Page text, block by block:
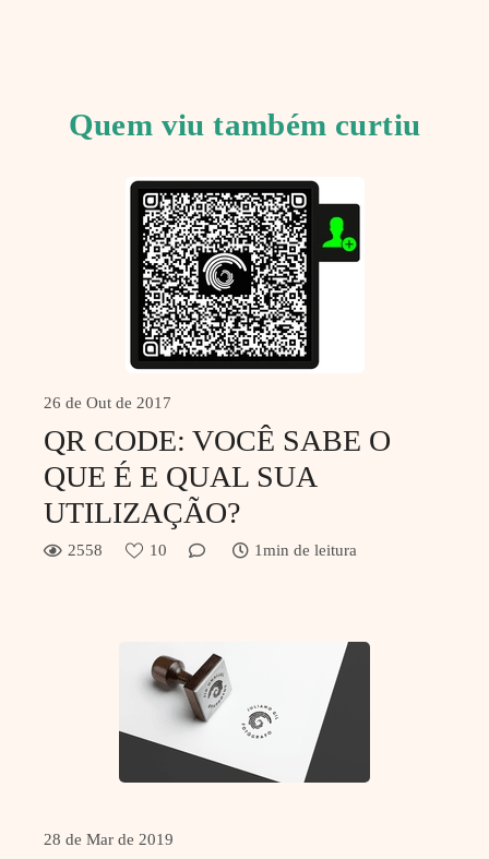
Quem viu também curtiu
26 de Out de 2017
QR CODE: VOCÊ SABE O
QUE É E QUAL SUA
UTILIZAÇÃO?
2558 10 1min de leitura
28 de Mar de 2019